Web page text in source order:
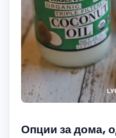
Опции за дома,